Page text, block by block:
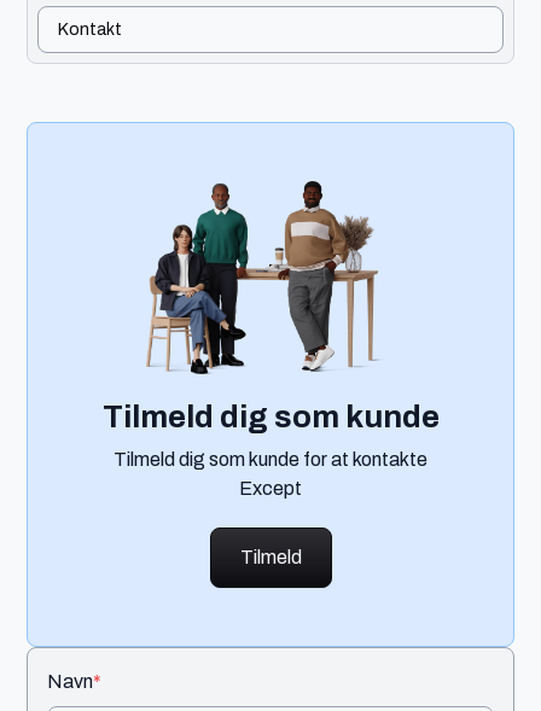
Kontakt
Tilmeld dig som kunde
Tilmeld dig som kunde for at kontakte
Except
Tilmeld
Navn*